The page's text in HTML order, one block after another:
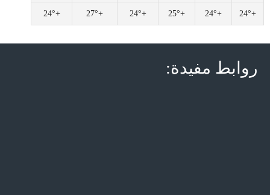
+
24°
+
24°
+
25°
+
24°
+
27°
+
24°
روابط مفيدة: